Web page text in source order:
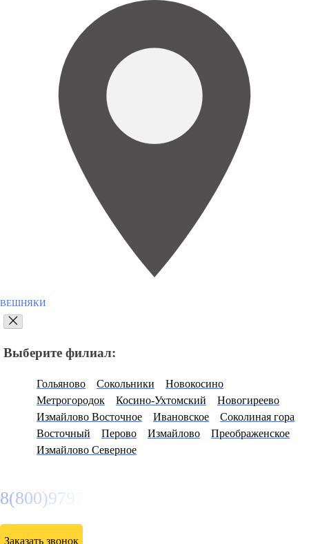
ВЕШНЯКИ
Выберите филиал:
Гольяново Сокольники
Новокосино
Метрогородок
Косино-Ухтомский
Новогиреево
Измайлово Восточное
Ивановское
Соколиная гора
Восточный
Перово Измайлово
Преображенское
Измайлово Северное
8(800)9797043
Заказать звонок